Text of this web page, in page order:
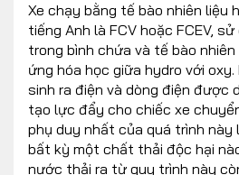
Xe chạy bằng tế bào nhiên liệu
tiếng Anh là FCV hoặc FCEV,
trong bình chứa và tế bào
ứng hóa học giữa hydro với
sinh ra điện và dòng điện được
tạo lực đẩy cho chiếc xe
phụ duy nhất của quá trình này
bất kỳ một chất thải độc hại
nước thải ra từ quy trình này